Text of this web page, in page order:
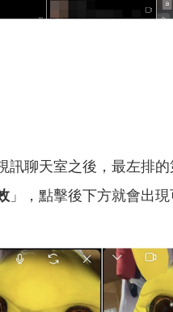
聊天室之後，最左排的
」，點擊後下方就會出